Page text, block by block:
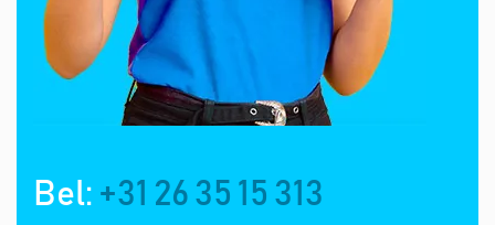
Bel: +31 26 35 15 313